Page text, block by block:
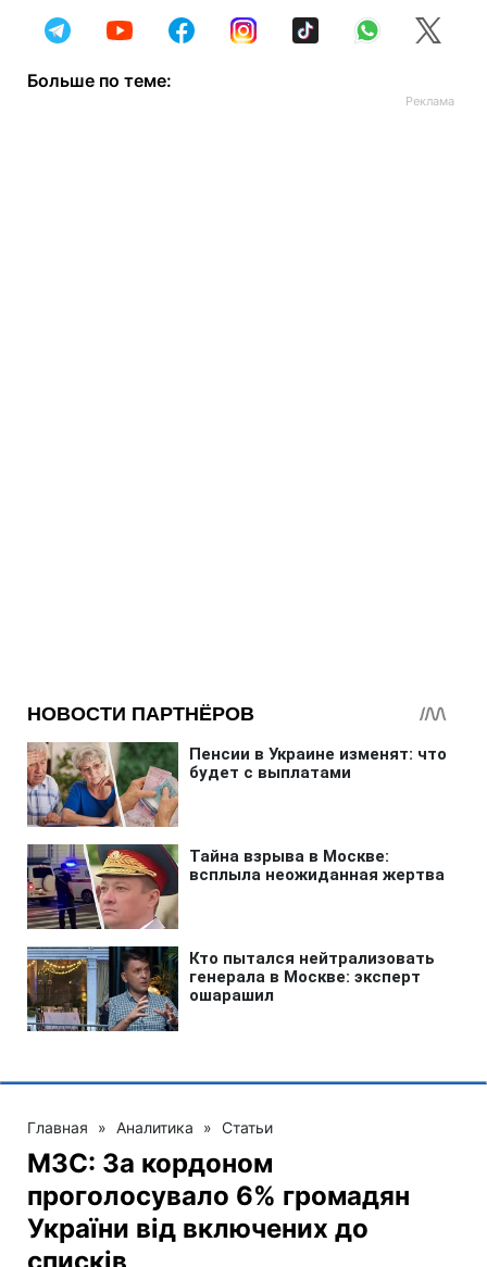
Больше по теме:
Главная » Аналитика » Статьи
МЗС: За кордоном
проголосувало 6% громадян
України від включених до